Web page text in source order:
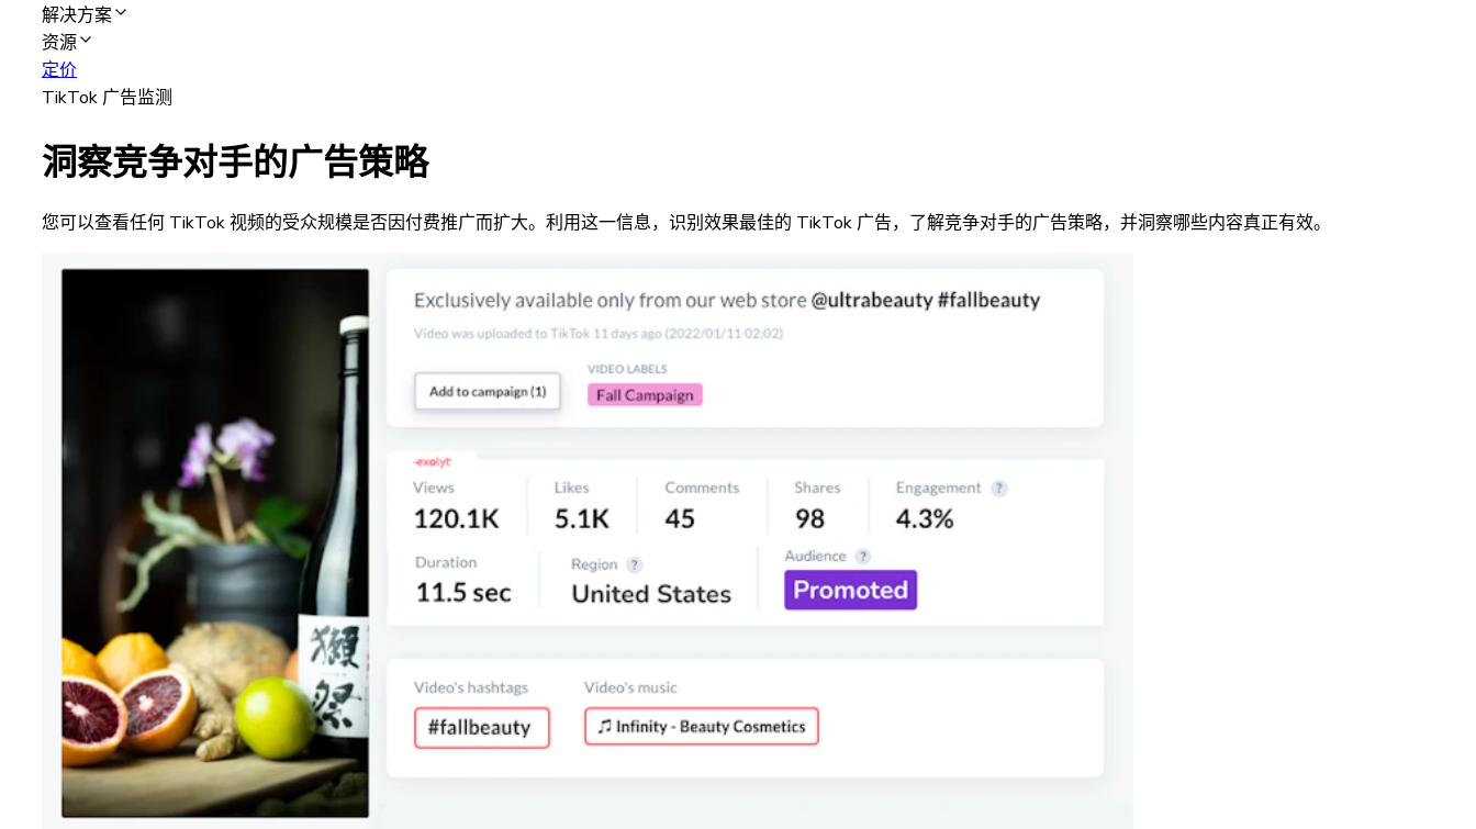
解决方案
资源
定价
TikTok 广告监测
洞察竞争对手的广告策略
您可以查看任何 TikTok 视频的受众规模是否因付费推广而扩大。利用这一信息，识别效果最佳的 TikTok 广告，了解竞争对手的广告策略，并洞察哪些内容真正有效。